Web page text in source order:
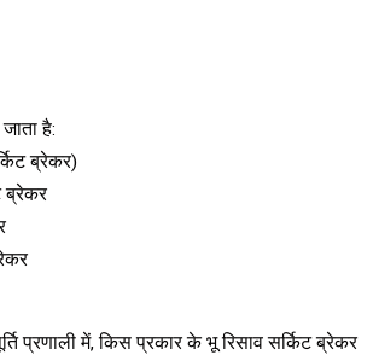
है:
ब्रेकर)
ब्रेकर
प्रणाली में, किस प्रकार के भू रिसाव सर्किट ब्रेकर